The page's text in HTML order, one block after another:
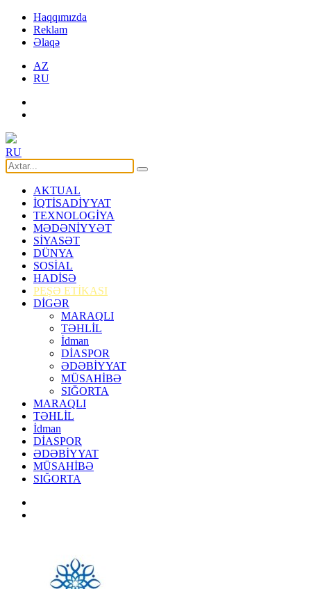
Haqqımızda
Reklam
Əlaqə
AZ
RU
RU
AKTUAL
İQTİSADİYYAT
TEXNOLOGİYA
MƏDƏNİYYƏT
SİYASƏT
DÜNYA
SOSİAL
HADİSƏ
PEŞƏ ETİKASI
DİGƏR
MARAQLI
TƏHLİL
İdman
DİASPOR
ƏDƏBİYYAT
MÜSAHİBƏ
SIĞORTA
MARAQLI
TƏHLİL
İdman
DİASPOR
ƏDƏBİYYAT
MÜSAHİBƏ
SIĞORTA